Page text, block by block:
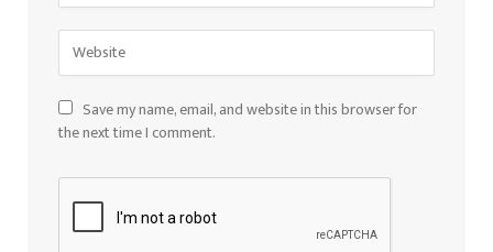
Save my name, email, and website in this browser for
the next time I comment.